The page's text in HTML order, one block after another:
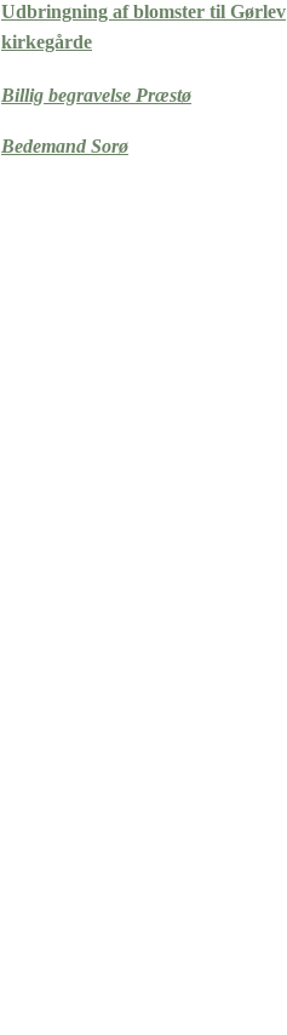
Udbringning af blomster til Gørlev
kirkegårde
Billig begravelse Præstø
Bedemand Sorø